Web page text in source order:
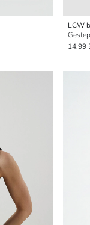
LCW
14.99